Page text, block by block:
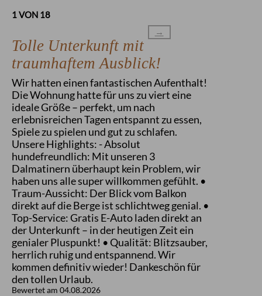
1 VON 18
→
Tolle Unterkunft mit
traumhaftem Ausblick!
Wir hatten einen fantastischen Aufenthalt!
Die Wohnung hatte für uns zu viert eine
ideale Größe – perfekt, um nach
erlebnisreichen Tagen entspannt zu essen,
Spiele zu spielen und gut zu schlafen.
Unsere Highlights: - Absolut
hundefreundlich: Mit unseren 3
Dalmatinern überhaupt kein Problem, wir
haben uns alle super willkommen gefühlt. •
Traum-Aussicht: Der Blick vom Balkon
direkt auf die Berge ist schlichtweg genial. •
Top-Service: Gratis E-Auto laden direkt an
der Unterkunft – in der heutigen Zeit ein
genialer Pluspunkt! • Qualität: Blitzsauber,
herrlich ruhig und entspannend. Wir
kommen definitiv wieder! Dankeschön für
den tollen Urlaub.
Bewertet am 04.08.2026